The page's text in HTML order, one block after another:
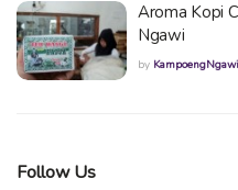
Aroma Kopi
Ngawi
by KampoengNgawi
Follow Us